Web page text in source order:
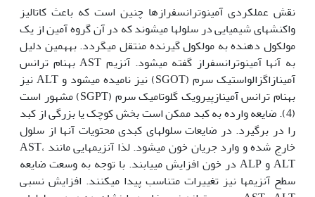
نقش عمل‏کردی آمینوترانسفرازها چنین است که باعث کاتالیز
واکنش­های شیمیایی در سلول‏ها می­شوند که در آن گروه آمین از یک
مولکول دهنده به مولکول گیرنده منتقل می­گردد. به‏همین دلیل
به آن‏ها آمینوترانسفراز گفته می­شود. آنزیم AST به‏نام ترانس
آمینازاگزالواستیک سرم (SGOT) نیز نامیده می‏شود و ALT نیز
به‏نام ترانس آمینازپیرویک گلوتامیک سرم (SGPT) مشهور است
(4). ضایعه وارده به کبد ممکن است بخش کوچک یا بزرگی از کبد
را در برگیرد. در ضایعات سلول‏های کبدی محتویات آن‏ها از سلول
خارج شده و وارد جریان خون می­شود. لذا آنزیم­هایی مانند AST،
ALT و ALP در خون افزایش می­یابند. با توجه به وسعت ضایعه
سطح آنزیم­ها نیز تغییرات متناسب پیدا می­کنند. افزایش نسبی